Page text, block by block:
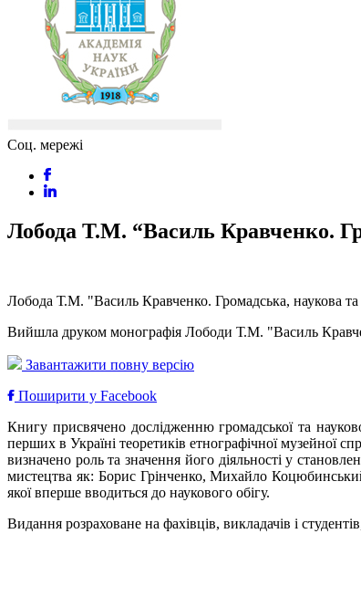
Соц. мережі
Лобода Т.М. “Василь Кравченко.
Лобода Т.М. "Василь Кравченко. Громадська, наукова
Вийшла друком монографія Лободи Т.М. "Василь
Завантажити повну версію
Поширити у Facebook
Книгу присвячено дослідженню громадської та
перших в Україні теоретиків етнографічної музейної
визначено роль та значення його діяльності у
мистецтва як: Борис Грінченко, Михайло
якої вперше вводиться до наукового обігу.
Видання розраховане на фахівців, викладачів і